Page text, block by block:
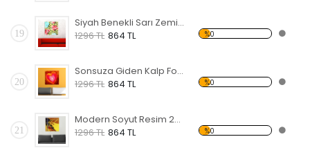
19
Siyah Benekli Sarı Zemin Üzerinde Çiçekler Forex Tablo
1296 TL 864 TL %0
20
Sonsuza Giden Kalp Forex Tablo
1296 TL 864 TL %0
21
Modern Soyut Resim 23 Forex Tablo
1296 TL 864 TL %0